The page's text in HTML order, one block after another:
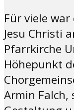
Für viele
Jesu Christi
Pfarrkirche
Höhepunkt
Armin Falch,